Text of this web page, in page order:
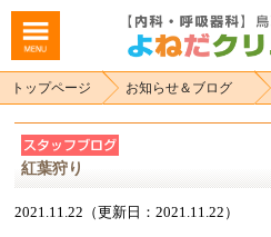
トップページ お知らせ＆ブログ
紅葉狩り
2021.11.22（更新日：2021.11.22）